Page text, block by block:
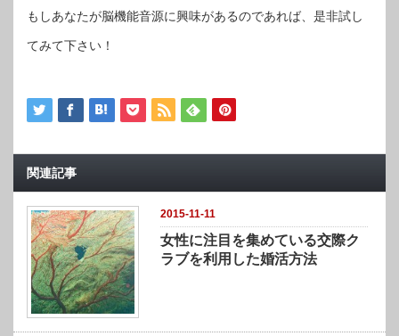
もしあなたが脳機能音源に興味があるのであれば、是非試し
てみて下さい！
関連記事
2015-11-11
女性に注目を集めている交際ク
ラブを利用した婚活方法